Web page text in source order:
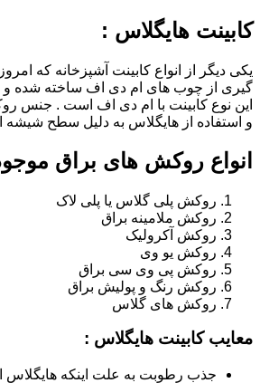
کابینت هایگلاس :
یکی دیگر از انواع کابینت آشپزخانه که
گیری از چوب های ام دی اف ساخته شده و
این نوع کابینت با ام دی اف است . جنس
و استفاده از هایگلاس به دلیل سطح
انواع روکش های براق موجود
روکش پلی گلاس یا پلی لاک
روکش ملامینه براق
روکش آکرولیک
روکش یو وی
روکش پی وی سی براق
روکش رنگ و پولیش براق
روکش های گلاس
معایب کابینت هایگلاس :
جذب رطوبت به علت اینکه